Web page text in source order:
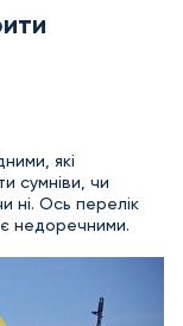
які
сумніви, чи
ні. Ось перелік
недоречними.